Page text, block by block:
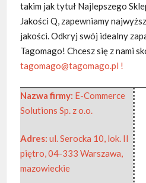
takim jak tytuł Najlepszego
Jakości Q, zapewniamy
jakości. Odkryj swój idealny
Tagomago! Chcesz się z nami
tagomago@tagomago.pl !
Nazwa firmy: E-Commerce
Solutions Sp. z o.o.
Adres: ul. Serocka 10, lok. II
piętro,04-333 Warszawa,
mazowieckie